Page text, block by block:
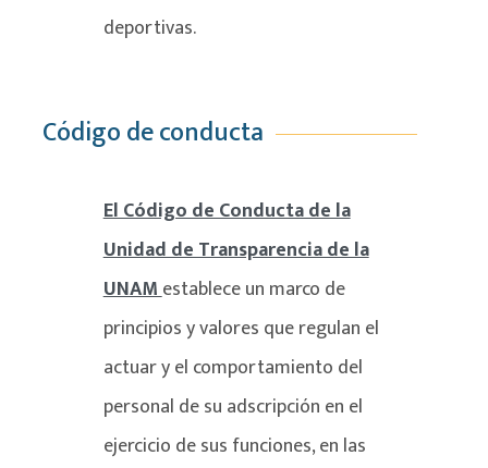
deportivas.
Código de conducta
El Código de Conducta de la
Unidad de Transparencia de la
UNAMestablece un marco de
principios y valores que regulan el
actuar y el comportamiento del
personal de su adscripción en el
ejercicio de sus funciones, en las